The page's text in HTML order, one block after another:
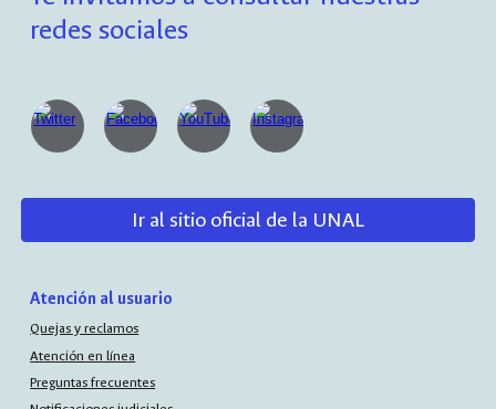
redes sociales
Ir al sitio oficial de la UNAL
Atención al usuario
Quejas y reclamos
Atención en línea
Preguntas frecuentes